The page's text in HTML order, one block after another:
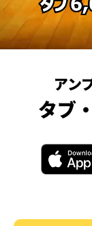
アン
タブ